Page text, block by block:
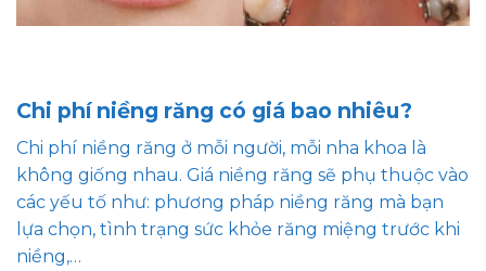
Chi phí niềng răng có giá bao nhiêu?
Chi phí niềng răng ở mỗi người, mỗi nha khoa là
không giống nhau. Giá niềng răng sẽ phụ thuộc vào
các yếu tố như: phương pháp niềng răng mà bạn
lựa chọn, tình trạng sức khỏe răng miệng trước khi
niềng,…